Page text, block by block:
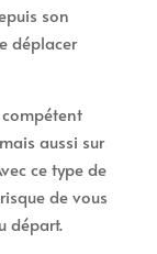
son
déplacer
aussi sur
ce type de
de vous
départ.